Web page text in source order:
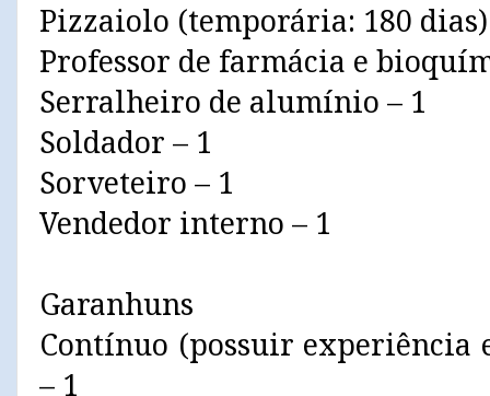
Pizzaiolo (temporária: 180 dias)
Professor de farmácia e
Serralheiro de alumínio – 1
Soldador – 1
Sorveteiro – 1
Vendedor interno – 1
Garanhuns
Contínuo (possuir experiência
– 1